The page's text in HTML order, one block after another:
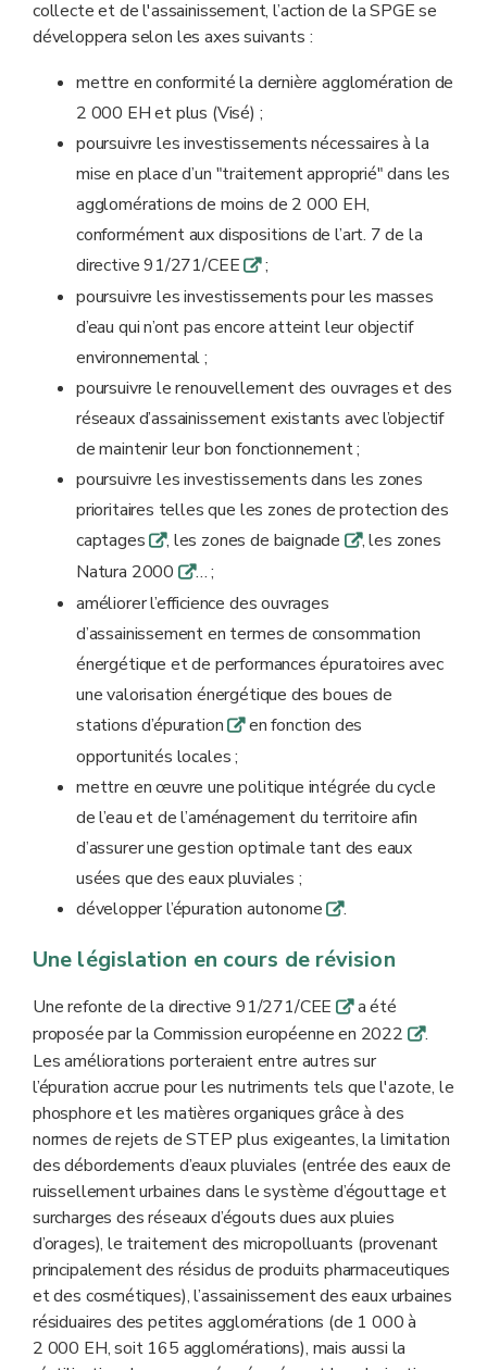
collecte et de l'assainissement, l’action de la SPGE se
développera selon les axes suivants :
mettre en conformité la dernière agglomération de
2 000 EH et plus (Visé) ;
poursuivre les investissements nécessaires à la
mise en place d’un "traitement approprié" dans les
agglomérations de moins de 2 000 EH,
conformément aux dispositions de l’art. 7 de la
directive 91/271/CEEq;
poursuivre les investissements pour les masses
d’eau qui n’ont pas encore atteint leur objectif
environnemental ;
poursuivre le renouvellement des ouvrages et des
réseaux d’assainissement existants avec l’objectif
de maintenir leur bon fonctionnement ;
poursuivre les investissements dans les zones
prioritaires telles que les zones de protection des
captagesq, les zones de baignade q, les zones
Natura 2000 q… ;
améliorer l’efficience des ouvrages
d’assainissement en termes de consommation
énergétique et de performances épuratoires avec
une valorisation énergétique des boues de
stations d’épurationqen fonction des
opportunités locales ;
mettre en œuvre une politique intégrée du cycle
de l’eau et de l’aménagement du territoire afin
d’assurer une gestion optimale tant des eaux
usées que des eaux pluviales ;
développer l’épuration autonomeq.
Une législation en cours de révision
Une refonte de la directive 91/271/CEE qa été
proposée par la Commission européenne en 2022 q.
Les améliorations porteraient entre autres sur
l’épuration accrue pour les nutriments tels que l'azote, le
phosphore et les matières organiques grâce à des
normes de rejets de STEP plus exigeantes, la limitation
des débordements d’eaux pluviales (entrée des eaux de
ruissellement urbaines dans le système d’égouttage et
surcharges des réseaux d’égouts dues aux pluies
d’orages), le traitement des micropolluants (provenant
principalement des résidus de produits pharmaceutiques
et des cosmétiques), l’assainissement des eaux urbaines
résiduaires des petites agglomérations (de 1 000 à
2 000 EH, soit 165 agglomérations), mais aussi la